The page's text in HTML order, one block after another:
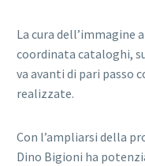
La cura dell’immagine
coordinata cataloghi,
va avanti di pari passo
realizzate.
Con l’ampliarsi della
Dino Bigioni ha